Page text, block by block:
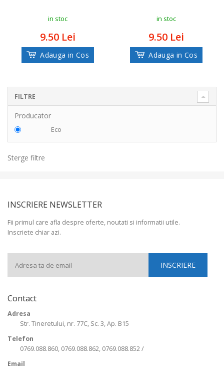
in stoc
9.50 Lei
Adauga in Cos
in stoc
9.50 Lei
Adauga in Cos
FILTRE
Producator
Eco
Sterge filtre
INSCRIERE NEWSLETTER
Fii primul care afla despre oferte, noutati si informatii utile.
Inscriete chiar azi.
Contact
Adresa
Str. Tineretului, nr. 77C, Sc. 3, Ap. B15
Telefon
0769.088.860, 0769.088.862, 0769.088.852 /
Email